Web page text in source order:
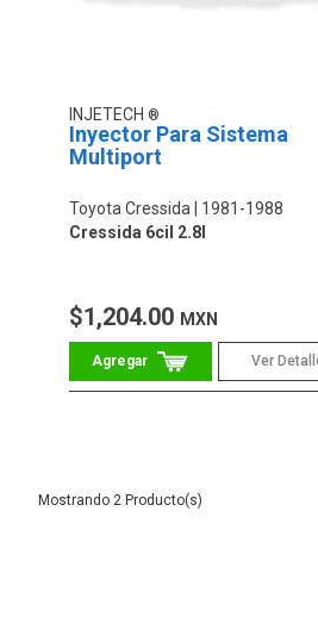
INJETECH
Inyector Para Sistema
Multiport
Toyota Cressida
1981-1988
Cressida 6cil 2.8l
$1,204.00 MXN
Ver
2